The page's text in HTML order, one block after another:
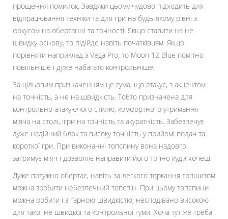
прощення помилок. Завдяки цьому чудово підходить для
відпрацювання техніки та для гри на будь-якому рівні з
фокусом на обертанні та точності. Якщо ставити на не
швидку основу, то підійде навіть початківцям. Якщо
порівняти наприклад з Vega Pro, то Moon 12 Blue помітно
повільніше і дуже набагато контрольніше.
За цільовим призначенням це гума, що атакує, з акцентом
на точність, а не на швидкість. Тобто призначена для
контрольно-атакуючого стилю, комфортного утримання
м'яча на столі, ігри на точність та акуратність. Забезпечує
дуже надійний блок та високу точність у прийомі подач та
короткої гри. При виконанні топспину вона надовго
затримує м'яч і дозволяє направити його точно куди хочеш.
Дуже потужно обертає, навіть за легкого торкання топшитом
можна зробити небезпечний топспін. При цьому топспини
можна робити і з гарною швидкістю, несподівано високою
для такої не швидкої та контрольної гуми. Хоча тут же треба